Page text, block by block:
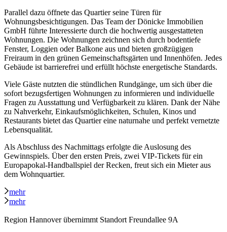
Parallel dazu öffnete das Quartier seine Türen für
Wohnungsbesichtigungen. Das Team der Dönicke Immobilien
GmbH führte Interessierte durch die hochwertig ausgestatteten
Wohnungen. Die Wohnungen zeichnen sich durch bodentiefe
Fenster, Loggien oder Balkone aus und bieten großzügigen
Freiraum in den grünen Gemeinschaftsgärten und Innenhöfen. Jedes
Gebäude ist barrierefrei und erfüllt höchste energetische Standards.
Viele Gäste nutzten die stündlichen Rundgänge, um sich über die
sofort bezugsfertigen Wohnungen zu informieren und individuelle
Fragen zu Ausstattung und Verfügbarkeit zu klären. Dank der Nähe
zu Nahverkehr, Einkaufsmöglichkeiten, Schulen, Kinos und
Restaurants bietet das Quartier eine naturnahe und perfekt vernetzte
Lebensqualität.
Als Abschluss des Nachmittags erfolgte die Auslosung des
Gewinnspiels. Über den ersten Preis, zwei VIP-Tickets für ein
Europapokal-Handballspiel der Recken, freut sich ein Mieter aus
dem Wohnquartier.
mehr
mehr
Region Hannover übernimmt Standort Freundallee 9A